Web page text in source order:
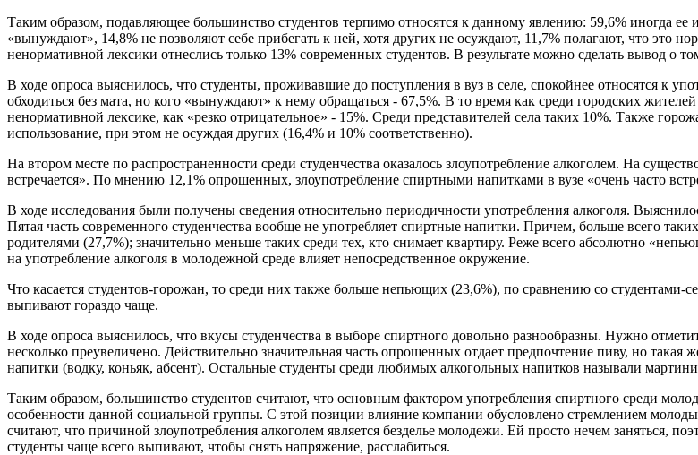
Таким образом, подавляющее большинство студентов терпимо относятся к данному явлению: 59,6% иногда
«вынуждают», 14,8% не позволяют себе прибегать к ней, хотя других не осуждают, 11,7% полагают, что это
ненормативной лексики отнеслись только 13% современных студентов. В результате можно сделать вывод о
В ходе опроса выяснилось, что студенты, проживавшие до поступления в вуз в селе, спокойнее относятся к
обходиться без мата, но кого «вынуждают» к нему обращаться - 67,5%. В то время как среди городских
ненормативной лексике, как «резко отрицательное» - 15%. Среди представителей села таких 10%. Также
использование, при этом не осуждая других (16,4% и 10% соответственно).
На втором месте по распространенности среди студенчества оказалось злоупотребление алкоголем. На
встречается». По мнению 12,1% опрошенных, злоупотребление спиртными напитками в вузе «очень часто
В ходе исследования были получены сведения относительно периодичности употребления алкоголя.
Пятая часть современного студенчества вообще не употребляет спиртные напитки. Причем, больше всего
родителями (27,7%); значительно меньше таких среди тех, кто снимает квартиру. Реже всего абсолютно
на употребление алкоголя в молодежной среде влияет непосредственное окружение.
Что касается студентов-горожан, то среди них также больше непьющих (23,6%), по сравнению со
выпивают гораздо чаще.
В ходе опроса выяснилось, что вкусы студенчества в выборе спиртного довольно разнообразны. Нужно
несколько преувеличено. Действительно значительная часть опрошенных отдает предпочтение пиву, но
напитки (водку, коньяк, абсент). Остальные студенты среди любимых алкогольных напитков называли
Таким образом, большинство студентов считают, что основным фактором употребления спиртного среди
особенности данной социальной группы. С этой позиции влияние компании обусловлено стремлением
считают, что причиной злоупотребления алкоголем является безделье молодежи. Ей просто нечем заняться,
студенты чаще всего выпивают, чтобы снять напряжение, расслабиться.